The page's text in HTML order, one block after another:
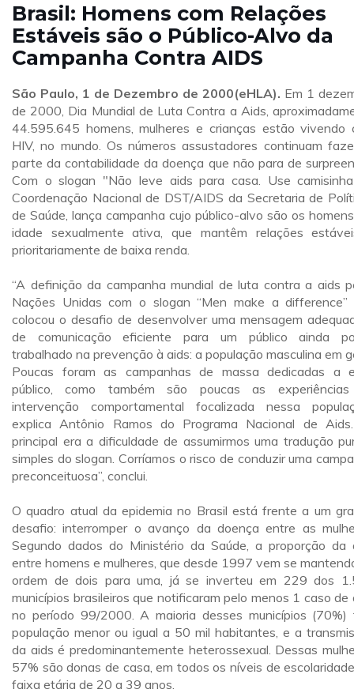
Brasil: Homens com Relações
Estáveis são o Público-Alvo da
Campanha Contra AIDS
São Paulo, 1 de Dezembro de 2000(eHLA). Em 1
de 2000, Dia Mundial de Luta Contra a Aids,
44.595.645 homens, mulheres e crianças estão vivendo
HIV, no mundo. Os números assustadores continuam
parte da contabilidade da doença que não para de
Com o slogan "Não leve aids para casa. Use
Coordenação Nacional de DST/AIDS da Secretaria de
de Saúde, lança campanha cujo público-alvo são os
idade sexualmente ativa, que mantêm relações
prioritariamente de baixa renda.
“A definição da campanha mundial de luta contra a aids
Nações Unidas com o slogan “Men make a difference”
colocou o desafio de desenvolver uma mensagem
de comunicação eficiente para um público ainda
trabalhado na prevenção à aids: a população masculina em
Poucas foram as campanhas de massa dedicadas a
público, como também são poucas as
intervenção comportamental focalizada nessa
explica Antônio Ramos do Programa Nacional de
principal era a dificuldade de assumirmos uma tradução
simples do slogan. Corríamos o risco de conduzir uma
preconceituosa”, conclui.
O quadro atual da epidemia no Brasil está frente a um
desafio: interromper o avanço da doença entre as
Segundo dados do Ministério da Saúde, a proporção da
entre homens e mulheres, que desde 1997 vem se
ordem de dois para uma, já se inverteu em 229 dos
municípios brasileiros que notificaram pelo menos 1 caso de
no período 99/2000. A maioria desses municípios (70%)
população menor ou igual a 50 mil habitantes, e a
da aids é predominantemente heterossexual. Dessas
57% são donas de casa, em todos os níveis de
faixa etária de 20 a 39 anos.